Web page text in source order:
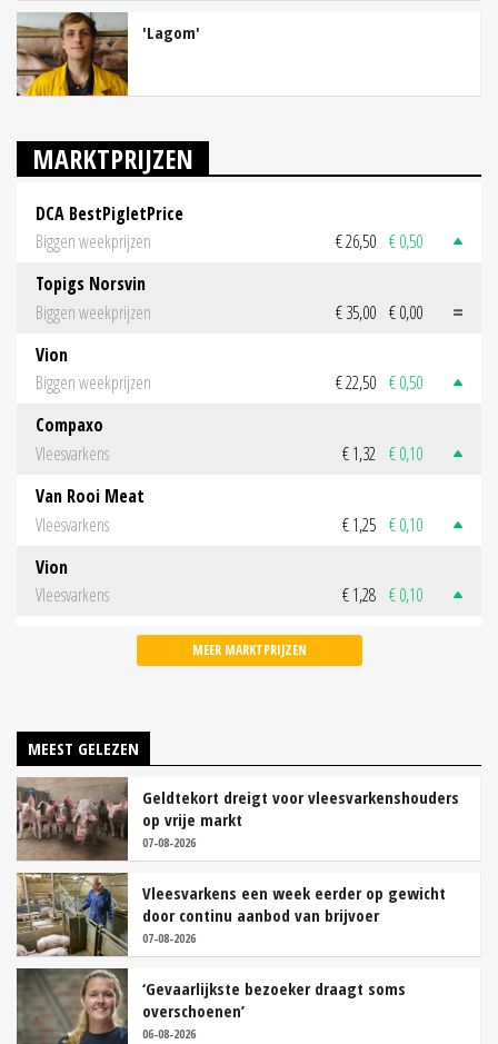
'Lagom'
MARKTPRIJZEN
DCA BestPigletPrice
Biggen weekprijzen
€ 26,50 € 0,50
Topigs Norsvin
Biggen weekprijzen
€ 35,00 € 0,00
Vion
Biggen weekprijzen
€ 22,50 € 0,50
Compaxo
Vleesvarkens
€ 1,32 € 0,10
Van Rooi Meat
Vleesvarkens
€ 1,25 € 0,10
Vion
Vleesvarkens
€ 1,28 € 0,10
MEER MARKTPRIJZEN
MEEST GELEZEN
Geldtekort dreigt voor vleesvarkenshouders
op vrije markt
07-08-2026
Vleesvarkens een week eerder op gewicht
door continu aanbod van brijvoer
07-08-2026
‘Gevaarlijkste bezoeker draagt soms
overschoenen’
06-08-2026